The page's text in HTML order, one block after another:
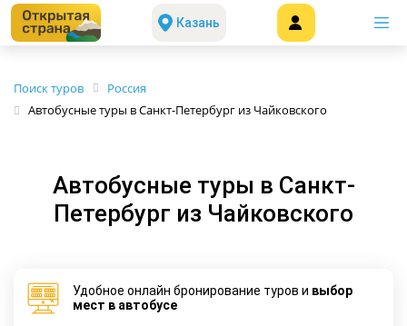
Казань
Поиск туров
Россия
Автобусные туры в Санкт-Петербург из Чайковского
Автобусные туры в Санкт-
Петербург из Чайковского
Удобное онлайн бронирование туров и выбор
мест в автобусе